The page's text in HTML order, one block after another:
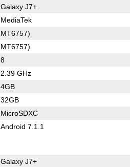
Galaxy J7+
MediaTek
MT6757)
MT6757)
8
2.39 GHz
4GB
32GB
MicroSDXC
Android 7.1.1
Galaxy J7+